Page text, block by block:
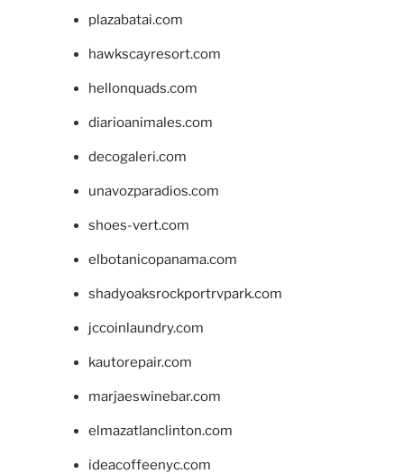
plazabatai.com
hawkscayresort.com
hellonquads.com
diarioanimales.com
decogaleri.com
unavozparadios.com
shoes-vert.com
elbotanicopanama.com
shadyoaksrockportrvpark.com
jccoinlaundry.com
kautorepair.com
marjaeswinebar.com
elmazatlanclinton.com
ideacoffeenyc.com